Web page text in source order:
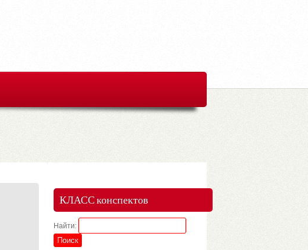
КЛАСС конспектов
Найти: